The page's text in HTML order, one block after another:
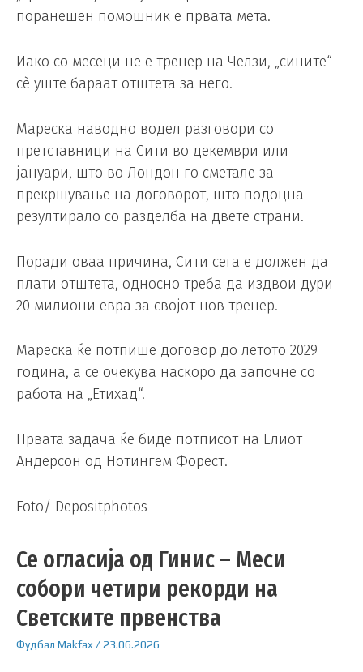
поранешен помошник е првата мета.
Иако со месеци не е тренер на Челзи, „сините“
сè уште бараат отштета за него.
Мареска наводно водел разговори со
претставници на Сити во декември или
јануари, што во Лондон го сметале за
прекршување на договорот, што подоцна
резултирало со разделба на двете страни.
Поради оваа причина, Сити сега е должен да
плати отштета, односно треба да издвои дури
20 милиони евра за својот нов тренер.
Мареска ќе потпише договор до летото 2029
година, а се очекува наскоро да започне со
работа на „Етихад“.
Првата задача ќе биде потписот на Елиот
Андерсон од Нотингем Форест.
Foto/ Depositphotos
Се огласија од Гинис – Меси
собори четири рекорди на
Светските првенства
Фудбал Makfax /23.06.2026